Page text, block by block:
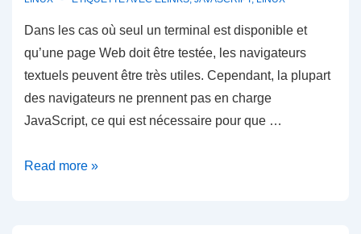
Dans les cas où seul un terminal est disponible et
qu’une page Web doit être testée, les navigateurs
textuels peuvent être très utiles. Cependant, la plupart
des navigateurs ne prennent pas en charge
JavaScript, ce qui est nécessaire pour que …
Elinks
Read more »